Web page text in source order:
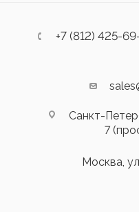
+7 (812) 425-
Санкт-
7
Москва,